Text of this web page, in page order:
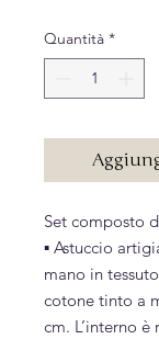
Quantità *
Set composto
▪︎ Astuccio
mano in
cotone tinto a
cm. L’interno